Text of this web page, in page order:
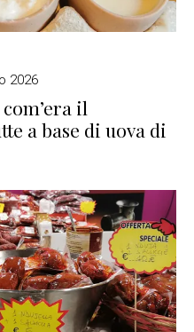
2026
il
a base di uova di